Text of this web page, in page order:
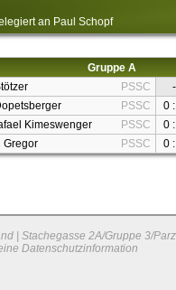
an Paul Schopf
Gruppe A
PSSC
-
PSSC
0
Kimeswenger
PSSC
0
Gregor
PSSC 0
| Stachegasse 2A/Gruppe 3/
Datenschutzinformation